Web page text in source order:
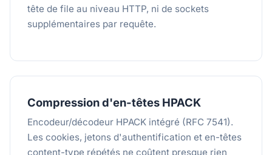
tête de file au niveau HTTP, ni de sockets
supplémentaires par requête.
Compression d'en-têtes HPACK
Encodeur/décodeur HPACK intégré (RFC 7541).
Les cookies, jetons d'authentification et en-têtes
content-type répétés ne coûtent presque rien